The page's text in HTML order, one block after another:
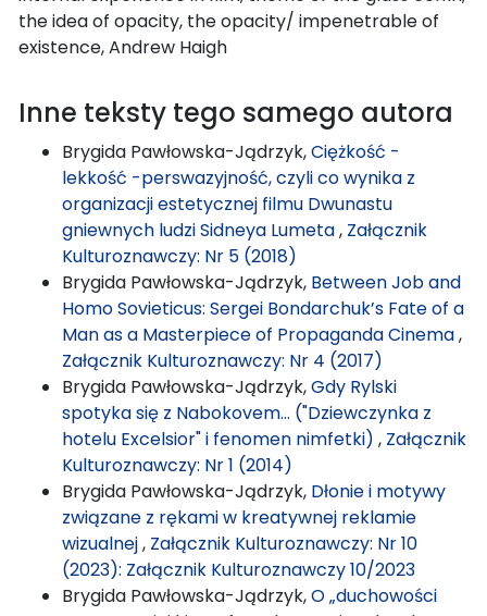
the idea of opacity, the opacity/ impenetrable of
existence, Andrew Haigh
Inne teksty tego samego autora
Brygida Pawłowska-Jądrzyk,Ciężkość -
lekkość -perswazyjność, czyli co wynika z
organizacji estetycznej filmu Dwunastu
gniewnych ludzi Sidneya Lumeta, Załącznik
Kulturoznawczy: Nr 5 (2018)
Brygida Pawłowska-Jądrzyk, Between Job and
Homo Sovieticus: Sergei Bondarchuk’s Fate of a
Man as a Masterpiece of Propaganda Cinema,
Załącznik Kulturoznawczy: Nr 4 (2017)
Brygida Pawłowska-Jądrzyk,Gdy Rylski
spotyka się z Nabokovem… ("Dziewczynka z
hotelu Excelsior" i fenomen nimfetki) , Załącznik
Kulturoznawczy: Nr 1 (2014)
Brygida Pawłowska-Jądrzyk, Dłonie i motywy
związane z rękami w kreatywnej reklamie
wizualnej, Załącznik Kulturoznawczy: Nr 10
(2023): Załącznik Kulturoznawczy 10/2023
Brygida Pawłowska-Jądrzyk,O „duchowości